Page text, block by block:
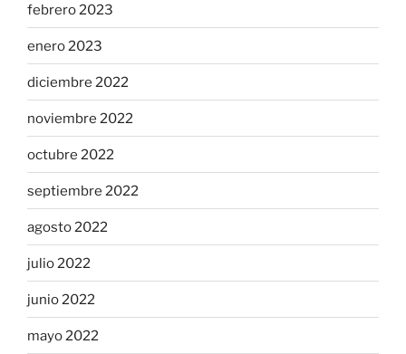
febrero 2023
enero 2023
diciembre 2022
noviembre 2022
octubre 2022
septiembre 2022
agosto 2022
julio 2022
junio 2022
mayo 2022